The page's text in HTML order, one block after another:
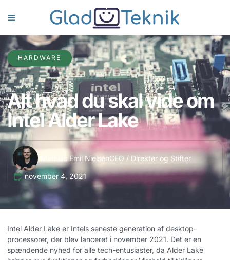
HARDWARE
Alt hvad du skal vide om
Intel Alder Lake
Mathias Emil NielsenCEO / Direktør og Stifter
november 4, 2021
Intel Alder Lake er Intels seneste generation af desktop-
processorer, der blev lanceret i november 2021. Det er en
spændende nyhed for alle tech-entusiaster, da Alder Lake